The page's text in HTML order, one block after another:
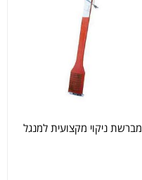
מברשת ניקוי מקצועית למנגל